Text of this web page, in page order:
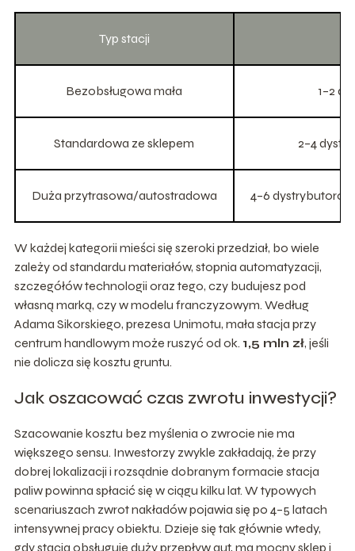
Typ stacji
Bezobsługowa mała 1–2
Standardowa ze sklepem 2–4
Duża przytrasowa/autostradowa 4–6
W każdej kategorii mieści się szeroki przedział, bo wiele
zależy od standardu materiałów, stopnia automatyzacji,
szczegółów technologii oraz tego, czy budujesz pod
własną marką, czy w modelu franczyzowym. Według
Adama Sikorskiego, prezesa Unimotu, mała stacja przy
centrum handlowym może ruszyć od ok. 1,5 mln zł, jeśli
nie dolicza się kosztu gruntu.
Jak oszacować czas zwrotu inwestycji?
Szacowanie kosztu bez myślenia o zwrocie nie ma
większego sensu. Inwestorzy zwykle zakładają, że przy
dobrej lokalizacji i rozsądnie dobranym formacie stacja
paliw powinna spłacić się w ciągu kilku lat. W typowych
scenariuszach zwrot nakładów pojawia się po 4–5 latach
intensywnej pracy obiektu. Dzieje się tak głównie wtedy,
gdy stacja obsługuje duży przepływ aut, ma mocny sklep i